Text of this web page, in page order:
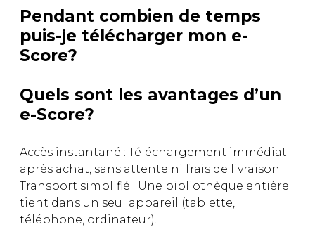
Pendant combien de temps
puis-je télécharger mon e-
Score?
Quels sont les avantages d’un
e-Score?
Accès instantané : Téléchargement immédiat
après achat, sans attente ni frais de livraison.
Transport simplifié : Une bibliothèque entière
tient dans un seul appareil (tablette,
téléphone, ordinateur).